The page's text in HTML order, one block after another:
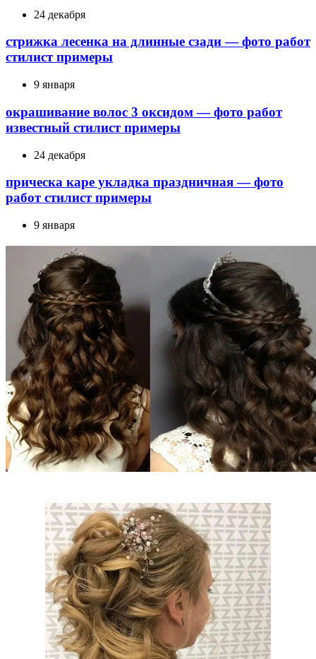
24 декабря
стрижка лесенка на длинные сзади — фото работ
стилист примеры
9 января
окрашивание волос 3 оксидом — фото работ
известный стилист примеры
24 декабря
прическа каре укладка праздничная — фото
работ стилист примеры
9 января